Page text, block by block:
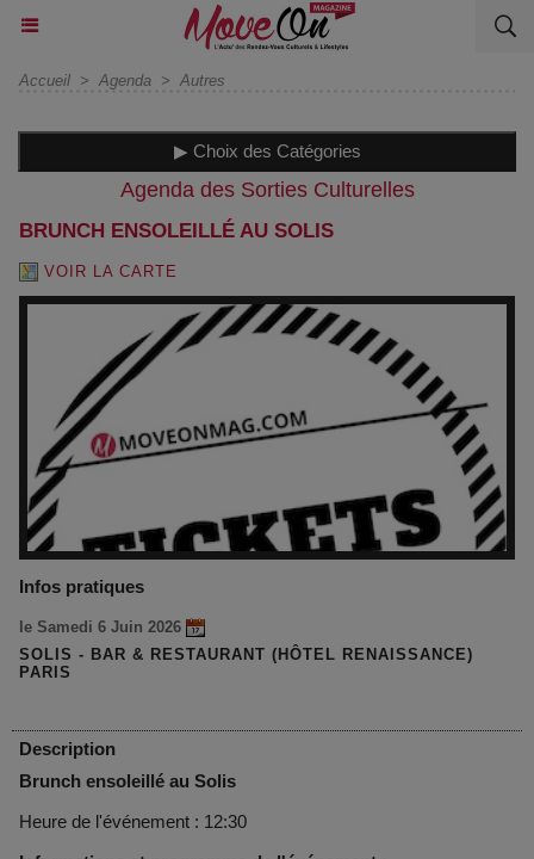
Accueil > Agenda > Autres
▶ Choix des Catégories
Agenda des Sorties Culturelles
BRUNCH ENSOLEILLÉ AU SOLIS
VOIR LA CARTE
Infos pratiques
le Samedi 6 Juin 2026
SOLIS - BAR & RESTAURANT (HÔTEL RENAISSANCE)
PARIS
Description
Brunch ensoleillé au Solis
Heure de l'événement : 12:30